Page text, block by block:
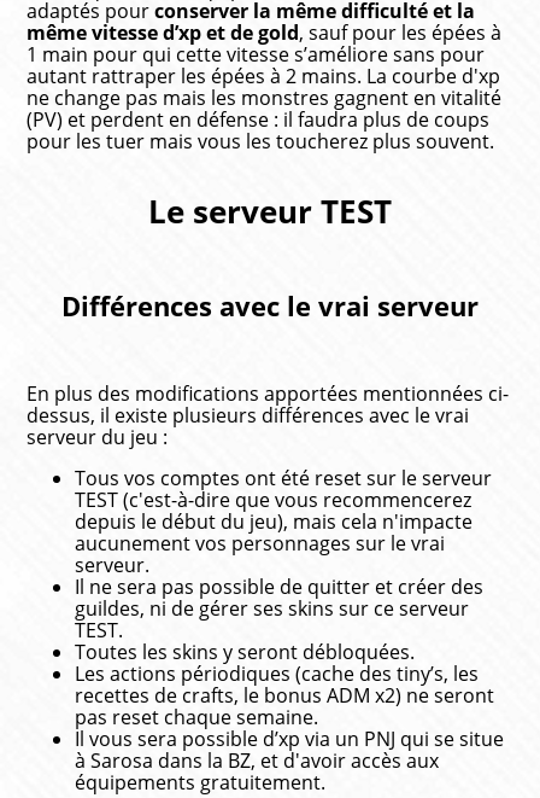
adaptés pourconserver la même difficulté et la
même vitesse d’xp et de gold, sauf pour les épées à
1 main pour qui cette vitesse s’améliore sans pour
autant rattraper les épées à 2 mains. La courbe d'xp
ne change pas mais les monstres gagnent en vitalité
(PV) et perdent en défense : il faudra plus de coups
pour les tuer mais vous les toucherez plus souvent.
Le serveur TEST
Différences avec le vrai serveur
En plus des modifications apportées mentionnées ci-
dessus, il existe plusieurs différences avec le vrai
serveur du jeu :
Tous vos comptes ont été reset sur le serveur
TEST (c'est-à-dire que vous recommencerez
depuis le début du jeu), mais cela n'impacte
aucunement vos personnages sur le vrai
serveur.
Il ne sera pas possible de quitter et créer des
guildes, ni de gérer ses skins sur ce serveur
TEST.
Toutes les skins y seront débloquées.
Les actions périodiques (cache des tiny’s, les
recettes de crafts, le bonus ADM x2) ne seront
pas reset chaque semaine.
Il vous sera possible d’xp via un PNJ qui se situe
à Sarosa dans la BZ, et d'avoir accès aux
équipements gratuitement.